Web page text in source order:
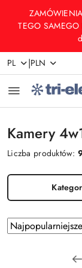
Przejdź do
Przejdź do
Przejdź do
Przejdź do
Przejdź do
TEGO
PL |PLN
Kamery
Liczba produktów:
Zastosowano
sortowanie:
Najpopularniejsze.
Sortuj
według